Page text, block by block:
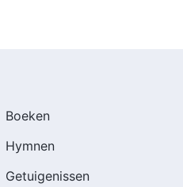
Boeken
Hymnen
Getuigenissen